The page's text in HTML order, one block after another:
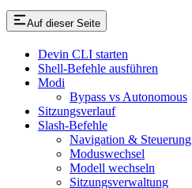
Auf dieser Seite
Devin CLI starten
Shell-Befehle ausführen
Modi
Bypass vs Autonomous
Sitzungsverlauf
Slash-Befehle
Navigation & Steuerung
Moduswechsel
Modell wechseln
Sitzungsverwaltung